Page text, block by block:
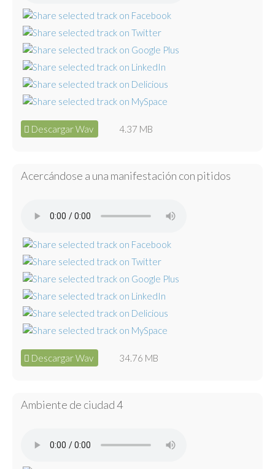
Descargar Wav 4.37 MB
Acercándose a una manifestación con pitidos
Descargar Wav 34.76 MB
Ambiente de ciudad 4